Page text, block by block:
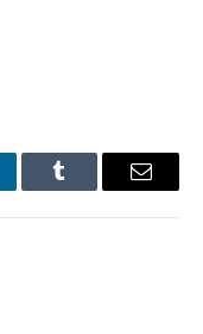
Tumblr Email